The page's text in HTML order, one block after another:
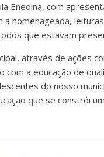
Enedina, com
a homenageada,
que estavam
através de ações
com a educação de
do nosso
que se constrói